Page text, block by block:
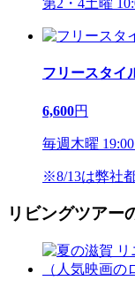
第2・4土曜
フリースタイ
6,600円
毎週木曜
※8/13は弊社
リビングツアー